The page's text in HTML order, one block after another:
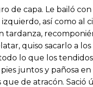
de capa. Le bailó
así como al
tardanza,
quiso sacarlo a
lo que los
juntos y pañosa
de atracón. Sació